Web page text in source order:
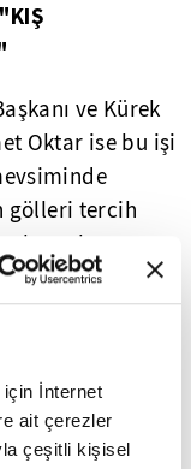
İnternet
ait çerezler
çeşitli kişisel
ve Kürek
Oktar ise bu işi
gölleri tercih
yabancı
biz de
diye konuştu.